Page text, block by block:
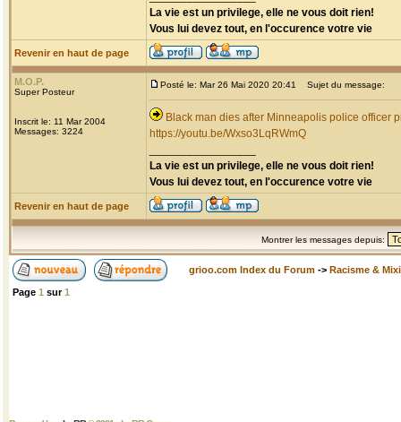
La vie est un privilege, elle ne vous doit rien!
Vous lui devez tout, en l'occurence votre vie
Revenir en haut de page
M.O.P.
Super Posteur
Inscrit le: 11 Mar 2004
Messages: 3224
Posté le: Mar 26 Mai 2020 20:41 Sujet du message:
Black man dies after Minneapolis police officer
https://youtu.be/Wxso3LqRWmQ
La vie est un privilege, elle ne vous doit rien!
Vous lui devez tout, en l'occurence votre vie
Revenir en haut de page
Montrer les messages depuis:
grioo.com Index du Forum -> Racisme &
Page 1 sur1